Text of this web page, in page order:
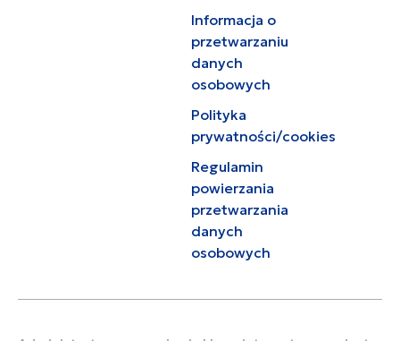
Informacja o
przetwarzaniu
danych
osobowych
Polityka
prywatności/cookies
Regulamin
powierzania
przetwarzania
danych
osobowych